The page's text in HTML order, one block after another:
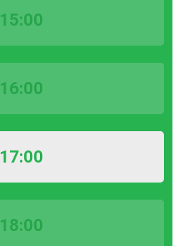
15:00
16:00
17:00
18:00